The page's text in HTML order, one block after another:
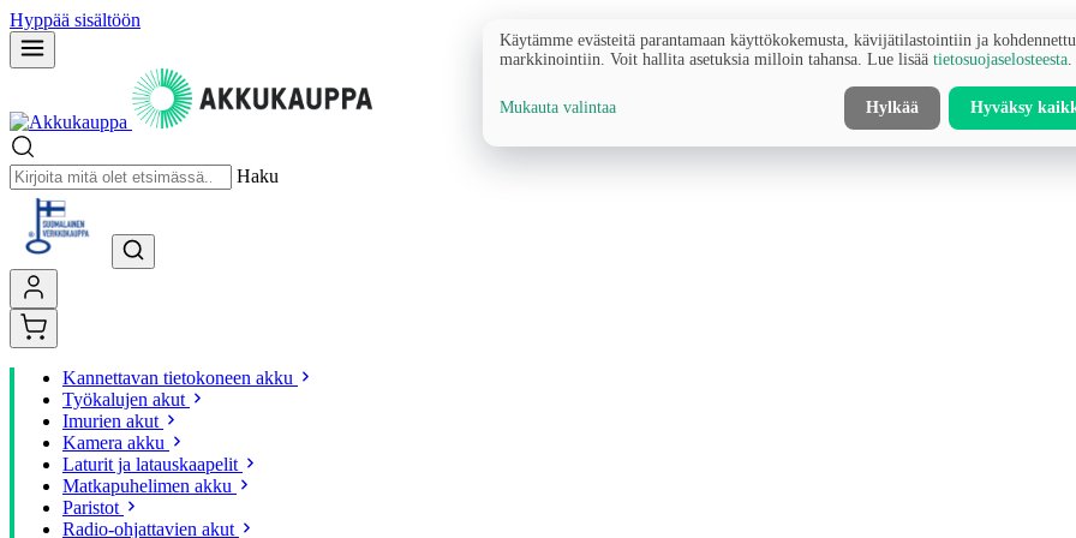
Hyppää sisältöön
Haku
Kannettavan tietokoneen akku
Työkalujen akut
Imurien akut
Kamera akku
Laturit ja latauskaapelit
Matkapuhelimen akku
Paristot
Radio-ohjattavien akut
Käytämme evästeitä parantamaan käyttökokemusta, kävijätilastointiin ja
markkinointiin. Voit hallita asetuksia milloin tahansa. Lue lisää tietosuojaselosteesta
Mukauta valintaa Hylkää Hyväksy